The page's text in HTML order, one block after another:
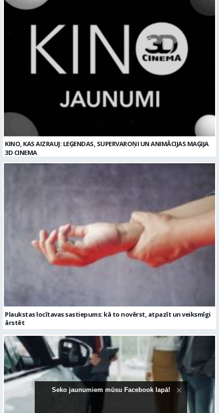
Plaukstas locītavas sastiepums: kā to novērst, atpazīt un veiksmīgi
Seko jaunumiem mūsu Facebook lapā!